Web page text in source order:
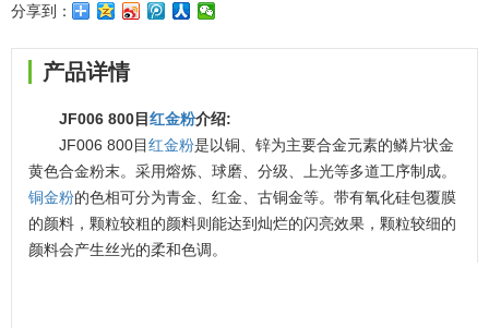
分享到：
产品详情
JF006 800目红金粉介绍:
JF006 800目红金粉是以铜、锌为主要合金元素的鳞片状金
黄色合金粉末。采用熔炼、球磨、分级、上光等多道工序制成。
铜金粉的色相可分为青金、红金、古铜金等。带有氧化硅包覆膜
的颜料，颗粒较粗的颜料则能达到灿烂的闪亮效果，颗粒较细的
颜料会产生丝光的柔和色调。